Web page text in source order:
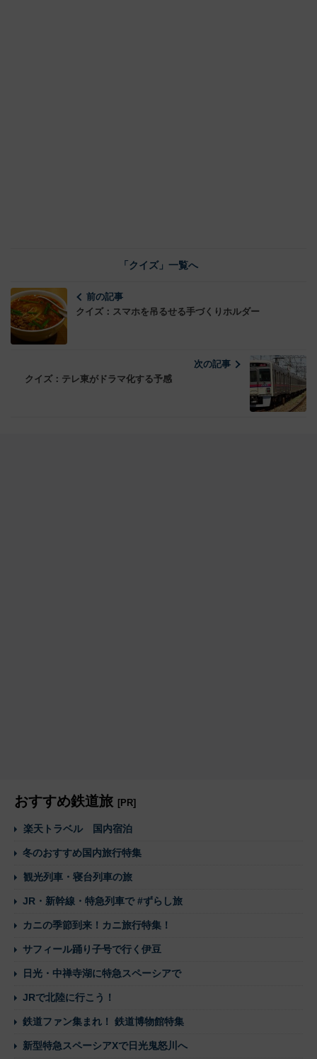
「クイズ」一覧へ
前の記事
クイズ：スマホを吊るせる手づくりホルダー
次の記事
クイズ：テレ東がドラマ化する予感
おすすめ鉄道旅 [PR]
楽天トラベル 国内宿泊
冬のおすすめ国内旅行特集
観光列車・寝台列車の旅
JR・新幹線・特急列車で #ずらし旅
カニの季節到来！カニ旅行特集！
サフィール踊り子号で行く伊豆
日光・中禅寺湖に特急スペーシアで
JRで北陸に行こう！
鉄道ファン集まれ！ 鉄道博物館特集
新型特急スペーシアXで日光鬼怒川へ